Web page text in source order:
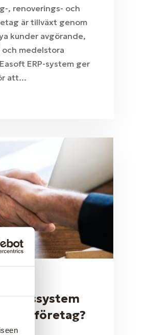
, renoverings- och
är tillväxt genom
kunder avgörande,
och medelstora
ERP-system ger
att...
byggföretag?